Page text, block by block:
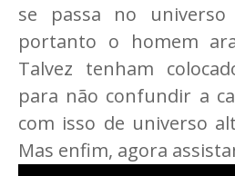
se passa no universo
portanto o homem
Talvez tenham
para não confundir a
com isso de universo
Mas enfim, agora